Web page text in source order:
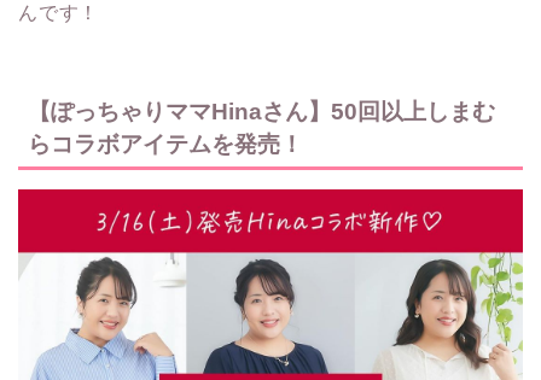
んです！
【ぽっちゃりママHinaさん】50回以上しまむ
らコラボアイテムを発売！